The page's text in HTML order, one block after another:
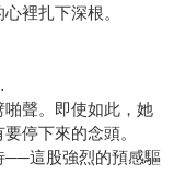
裡扎下深根。
聲。即使如此，她
停下來的念頭。
──這股強烈的預感驅